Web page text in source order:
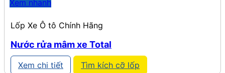
Xem nhanh
Lốp Xe Ô tô Chính Hãng
Nước rửa mâm xe Total
Xem chi tiết Tìm kích cỡ lốp